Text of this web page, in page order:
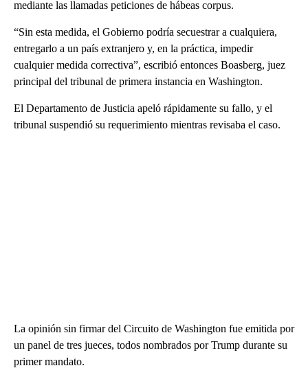
mediante las llamadas peticiones de hábeas corpus.
“Sin esta medida, el Gobierno podría secuestrar a cualquiera,
entregarlo a un país extranjero y, en la práctica, impedir
cualquier medida correctiva”, escribió entonces Boasberg, juez
principal del tribunal de primera instancia en Washington.
El Departamento de Justicia apeló rápidamente su fallo, y el
tribunal suspendió su requerimiento mientras revisaba el caso.
La opinión sin firmar del Circuito de Washington fue emitida por
un panel de tres jueces, todos nombrados por Trump durante su
primer mandato.